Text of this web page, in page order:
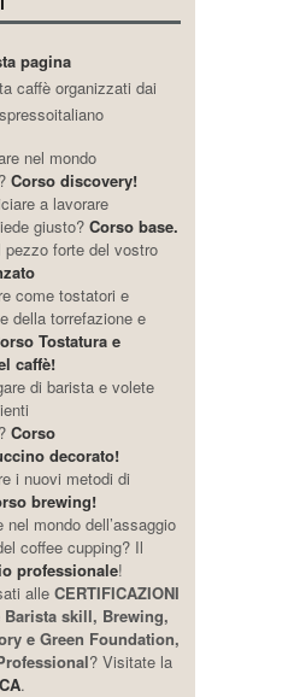
pagina
caffè organizzati dai
nel mondo
Corso discovery!
a lavorare
giusto? Corso base.
pezzo forte del vostro
come tostatori e
della torrefazione e
Tostatura e
caffè!
di barista e volete
Corso
decorato!
i nuovi metodi di
brewing!
nel mondo dell’assaggio
coffee cupping? Il
professionale!
alle CERTIFICAZIONI
Barista skill, Brewing,
e Green Foundation,
? Visitate la
.